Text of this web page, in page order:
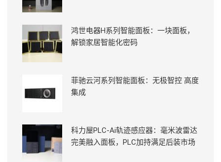
鸿世电器H系列智能面板：一块面板，
解锁家居智能化密码
菲驰云河系列智能面板：无极智控 高度
集成
科力屋PLC-Ai轨迹感应器：毫米波雷达
完美融入面板，PLC加持满足后装市场